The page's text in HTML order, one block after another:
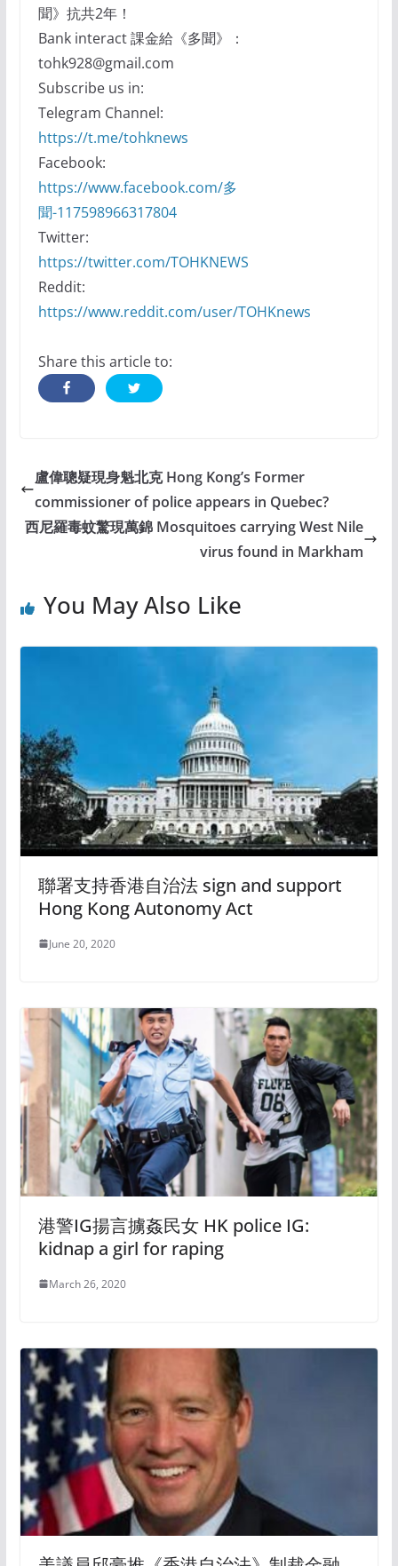
聞》抗共2年！
Bank interact 課金給《多聞》：
tohk928@gmail.com
Subscribe us in:
Telegram Channel:
https://t.me/tohknews
Facebook:
https://www.facebook.com/多
聞-117598966317804
Twitter:
https://twitter.com/TOHKNEWS
Reddit:
https://www.reddit.com/user/TOHKnews
Share this article to:
盧偉聰疑現身魁北克 Hong Kong’s Former
commissioner of police appears in Quebec?
西尼羅毒蚊驚現萬錦 Mosquitoes carrying West Nile
virus found in Markham
You May Also Like
聯署支持香港自治法 sign and support
Hong Kong Autonomy Act
June 20, 2020
港警IG揚言擄姦民女 HK police IG:
kidnap a girl for raping
March 26, 2020